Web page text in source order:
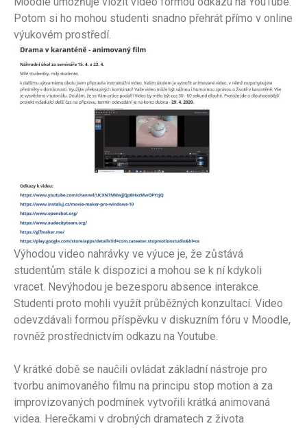
Potom si ho mohou studenti snadno přehrát přímo v online
výukovém prostředí.
Výhodou video nahrávky ve výuce je, že zůstává
studentům stále k dispozici a mohou se k ní kdykoli
vracet. Nevýhodou je bezesporu absence interakce.
Studenti proto mohli využít průběžných konzultací. Video
odevzdávali formou příspěvku v diskuzním fóru v Moodle,
rovněž prostřednictvím odkazu na Youtube.
V krátké době se naučili ovládat základní nástroje pro
tvorbu animovaného filmu na principu stop motion a za
improvizovaných podmínek vytvořili krátká animovaná
videa. Herečkami v drobných dramatech z života